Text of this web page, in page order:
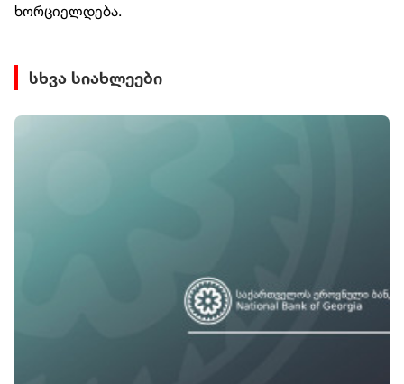
ხორციელდება.
სხვა სიახლეები